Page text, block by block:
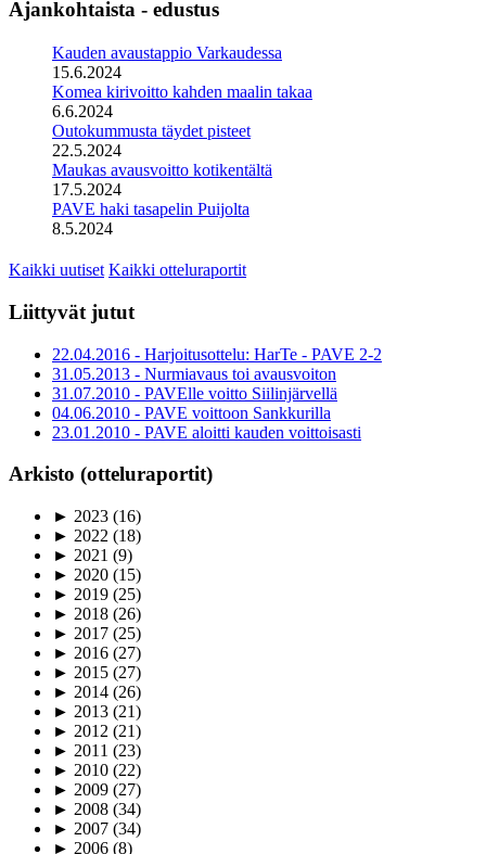
Ajankohtaista - edustus
Kauden avaustappio Varkaudessa
15.6.2024
Komea kirivoitto kahden maalin takaa
6.6.2024
Outokummusta täydet pisteet
22.5.2024
Maukas avausvoitto kotikentältä
17.5.2024
PAVE haki tasapelin Puijolta
8.5.2024
Kaikki uutiset Kaikki otteluraportit
Liittyvät jutut
22.04.2016 - Harjoitusottelu: HarTe - PAVE 2-2
31.05.2013 - Nurmiavaus toi avausvoiton
31.07.2010 - PAVElle voitto Siilinjärvellä
04.06.2010 - PAVE voittoon Sankkurilla
23.01.2010 - PAVE aloitti kauden voittoisasti
Arkisto (otteluraportit)
► 2023 (16)
► 2022 (18)
► 2021 (9)
► 2020 (15)
► 2019 (25)
► 2018 (26)
► 2017 (25)
► 2016 (27)
► 2015 (27)
► 2014 (26)
► 2013 (21)
► 2012 (21)
► 2011 (23)
► 2010 (22)
► 2009 (27)
► 2008 (34)
► 2007 (34)
► 2006 (8)